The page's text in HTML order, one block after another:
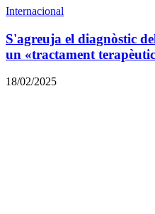
Internacional
S'agreuja el diagnòstic
un «tractament
18/02/2025